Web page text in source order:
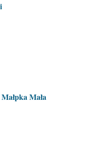
Mała